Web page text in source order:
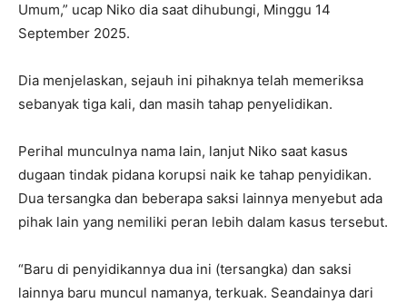
Umum,” ucap Niko dia saat dihubungi, Minggu 14
September 2025.
Dia menjelaskan, sejauh ini pihaknya telah memeriksa
sebanyak tiga kali, dan masih tahap penyelidikan.
Perihal munculnya nama lain, lanjut Niko saat kasus
dugaan tindak pidana korupsi naik ke tahap penyidikan.
Dua tersangka dan beberapa saksi lainnya menyebut ada
pihak lain yang nemiliki peran lebih dalam kasus tersebut.
“Baru di penyidikannya dua ini (tersangka) dan saksi
lainnya baru muncul namanya, terkuak. Seandainya dari